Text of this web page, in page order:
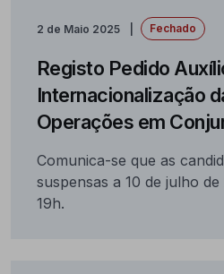
2 de Maio 2025 Fechado
Registo Pedido
Internacionalização
Operações em
Comunica-se que as
suspensas a 10 de julho
19h.